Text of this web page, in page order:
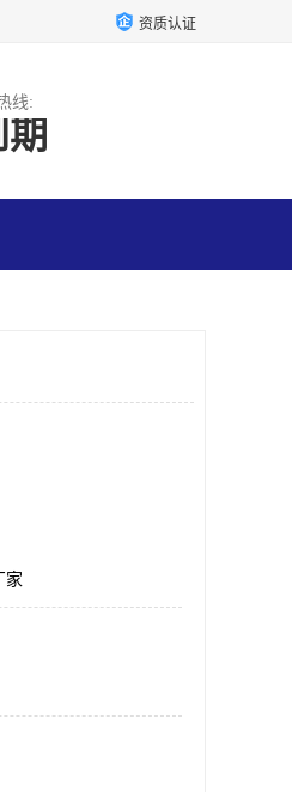
资质认证
线:
家